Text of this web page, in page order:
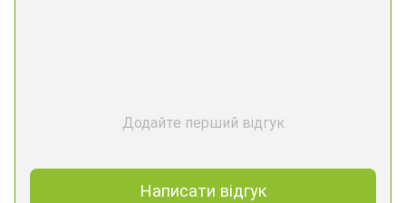
Додайте перший відгук
Написати відгук